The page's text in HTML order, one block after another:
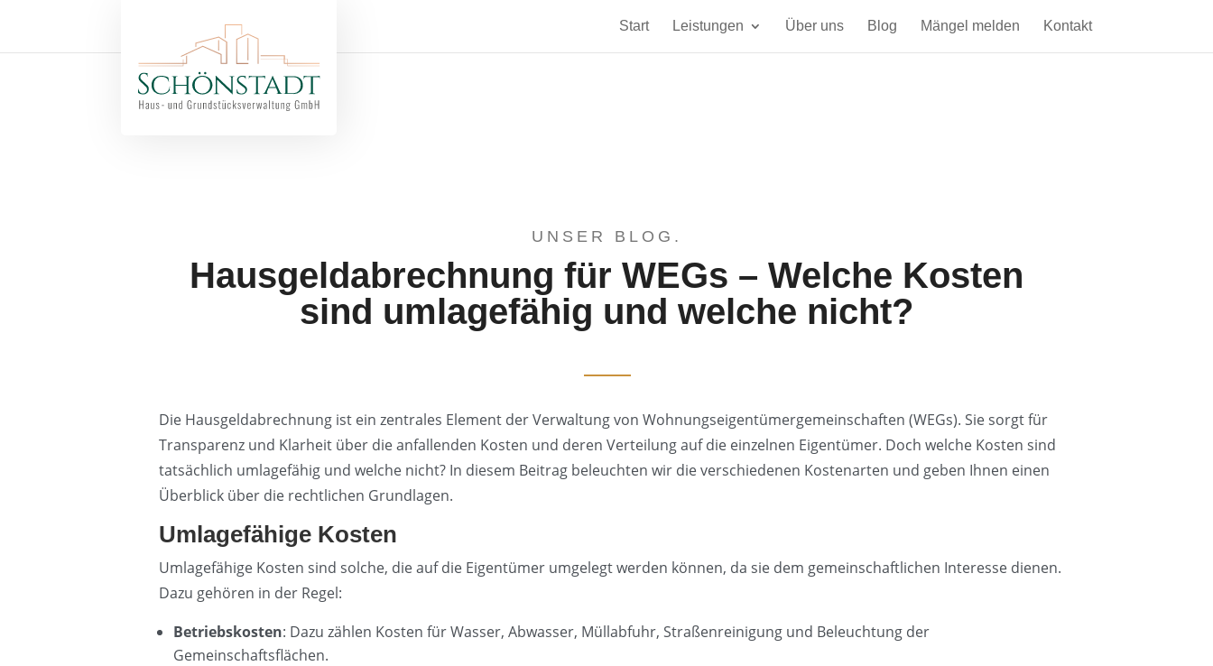
Start Leistungen Über uns Blog Mängel melden Kontakt
UNSER BLOG.
Hausgeldabrechnung für WEGs – Welche Kosten
sind umlagefähig und welche nicht?
Die Hausgeldabrechnung ist ein zentrales Element der Verwaltung von Wohnungseigentümergemeinschaften (WEGs). Sie sorgt für
Transparenz und Klarheit über die anfallenden Kosten und deren Verteilung auf die einzelnen Eigentümer. Doch welche Kosten sind
tatsächlich umlagefähig und welche nicht? In diesem Beitrag beleuchten wir die verschiedenen Kostenarten und geben Ihnen einen
Überblick über die rechtlichen Grundlagen.
Umlagefähige Kosten
Umlagefähige Kosten sind solche, die auf die Eigentümer umgelegt werden können, da sie dem gemeinschaftlichen Interesse dienen.
Dazu gehören in der Regel:
Betriebskosten: Dazu zählen Kosten für Wasser, Abwasser, Müllabfuhr, Straßenreinigung und Beleuchtung der
Gemeinschaftsflächen.